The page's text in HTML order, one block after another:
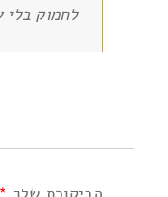
לחמוק בלי